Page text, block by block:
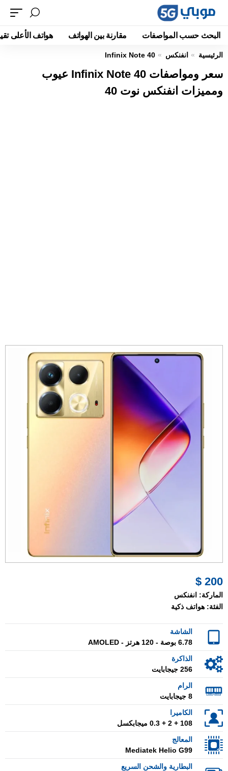
البحث حسب المواصفات مقارنة بين الهواتف هواتف الأعلى
الرئيسية انفنكس Infinix Note 40
سعر ومواصفات Infinix Note 40 عيوب
ومميزات انفنكس نوت 40
200 $
الماركة: انفنكس
الفئة: هواتف ذكية
الشاشة
6.78 بوصة - 120 هرتز - AMOLED
الذاكرة
256 جيجابايت
الرام
8 جيجابايت
الكاميرا
108 + 2 + 0.3 ميجابكسل
المعالج
Mediatek Helio G99
البطارية والشحن السريع